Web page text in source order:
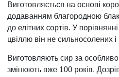
Виготовляється на основі
додаванням благородною
до елітних сортів. У
цвіллю він не сильносолених
Виготовляють сир за
змінюють вже 100 років.